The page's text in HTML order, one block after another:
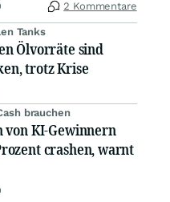
2 Kommentare
Tanks
Ölvorräte sind
trotz Krise
brauchen
von KI-Gewinnern
crashen, warnt